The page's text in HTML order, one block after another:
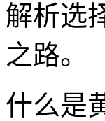
解析选
之路。
什么是